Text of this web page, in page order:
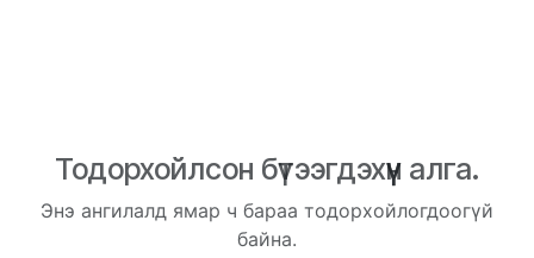
Тодорхойлсон бүтээгдэхүүн алга.
Энэ ангилалд ямар ч бараа тодорхойлогдоогүй
байна.